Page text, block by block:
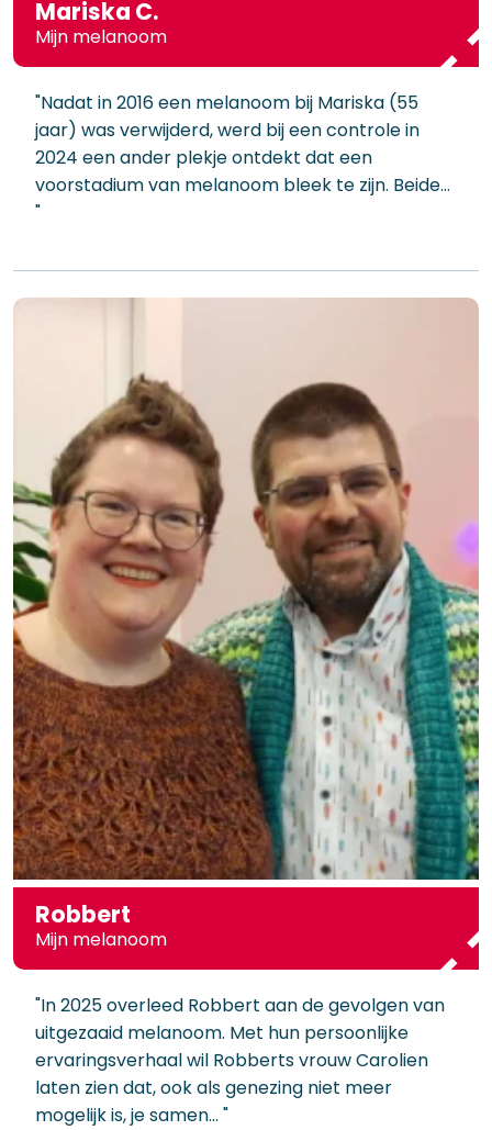
Mariska C.
Mijn melanoom
"Nadat in 2016 een melanoom bij Mariska (55
jaar) was verwijderd, werd bij een controle in
2024 een ander plekje ontdekt dat een
voorstadium van melanoom bleek te zijn. Beide…
"
Robbert
Mijn melanoom
"In 2025 overleed Robbert aan de gevolgen van
uitgezaaid melanoom. Met hun persoonlijke
ervaringsverhaal wil Robberts vrouw Carolien
laten zien dat, ook als genezing niet meer
mogelijk is, je samen… "